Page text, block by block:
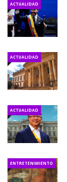
ACTUALIDAD
ACTUALIDAD
ACTUALIDAD
ENTRETENIMIENTO